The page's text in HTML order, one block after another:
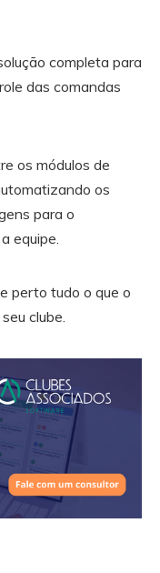
completa para
das comandas
os módulos de
os
para o
equipe.
perto tudo o que o
clube.